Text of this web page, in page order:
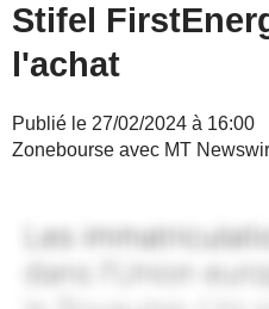
Stifel
l'achat
Publié le 27/02/2024 à 16:00
Zonebourse avec MT